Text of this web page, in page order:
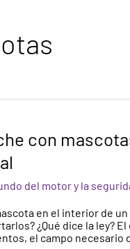
con
del motor y la
en el interior de
¿Qué dice la ley?
el campo